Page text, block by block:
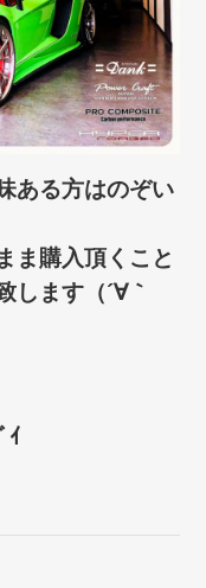
ある方はのぞい
ま購入頂くこと
します（´∀｀
ｲ